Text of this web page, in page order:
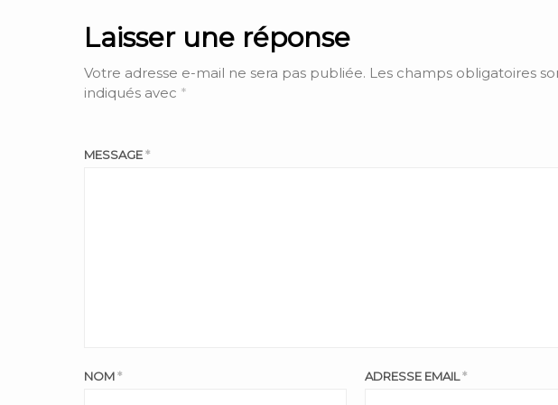
Laisser une réponse
Votre adresse e-mail ne sera pas publiée. Les champs obligatoires
indiqués avec *
MESSAGE*
NOM* ADRESSE EMAIL*